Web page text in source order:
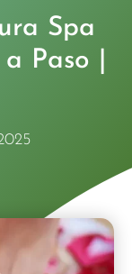
Spa
Paso |